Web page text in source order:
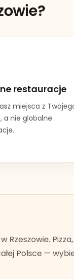
?
restauracje
miejsca z
a nie globalne
Rzeszowie.
Polsce —